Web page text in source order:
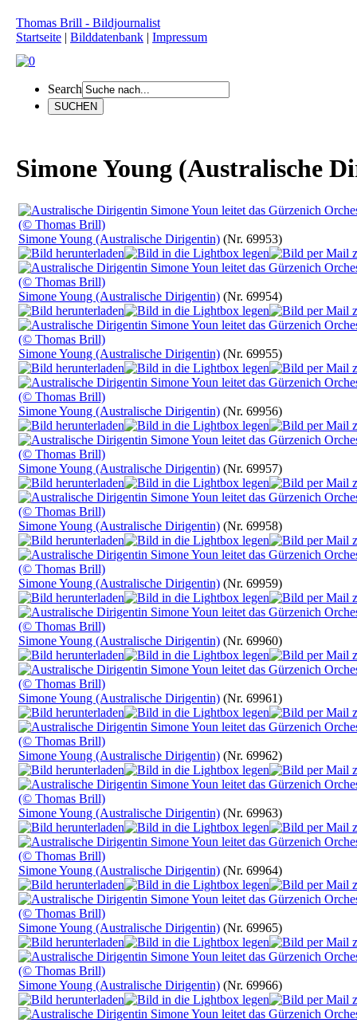
Thomas Brill - Bildjournalist
Startseite | Bilddatenbank | Impressum
Search
Simone Young (Australische
Simone Young (Australische Dirigentin) (Nr. 69953)
Simone Young (Australische Dirigentin) (Nr. 69954)
Simone Young (Australische Dirigentin) (Nr. 69955)
Simone Young (Australische Dirigentin) (Nr. 69956)
Simone Young (Australische Dirigentin) (Nr. 69957)
Simone Young (Australische Dirigentin) (Nr. 69958)
Simone Young (Australische Dirigentin) (Nr. 69959)
Simone Young (Australische Dirigentin) (Nr. 69960)
Simone Young (Australische Dirigentin) (Nr. 69961)
Simone Young (Australische Dirigentin) (Nr. 69962)
Simone Young (Australische Dirigentin) (Nr. 69963)
Simone Young (Australische Dirigentin) (Nr. 69964)
Simone Young (Australische Dirigentin) (Nr. 69965)
Simone Young (Australische Dirigentin) (Nr. 69966)